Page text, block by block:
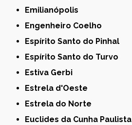
Emilianópolis
Engenheiro Coelho
Espírito Santo do Pinhal
Espírito Santo do Turvo
Estiva Gerbi
Estrela d'Oeste
Estrela do Norte
Euclides da Cunha Paulista